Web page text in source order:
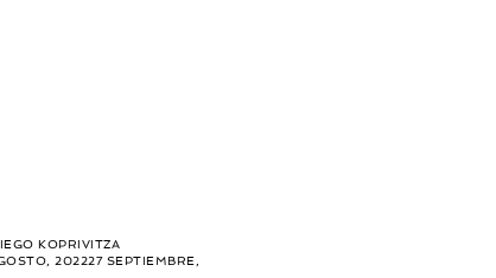
KOPRIVITZA
202227 SEPTIEMBRE,